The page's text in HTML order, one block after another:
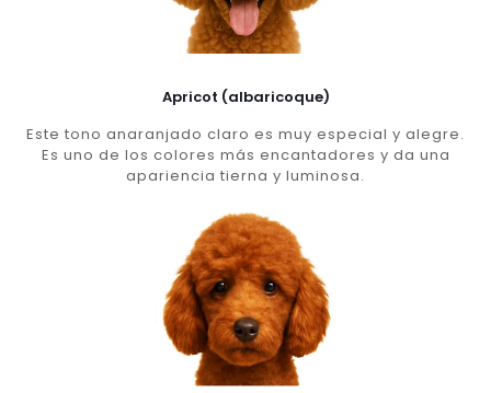
Apricot (albaricoque)
Este tono anaranjado claro es muy especial y alegre.
Es uno de los colores más encantadores y da una
apariencia tierna y luminosa.